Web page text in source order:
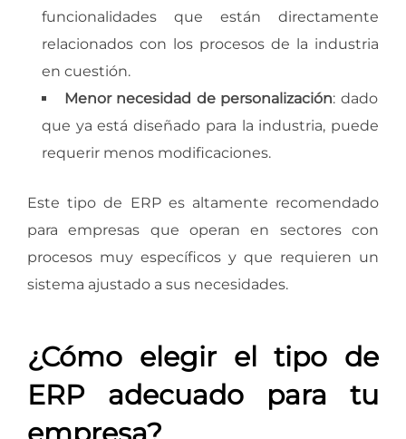
funcionalidades que están directamente
relacionados con los procesos de la industria
en cuestión.
Menor necesidad de personalización: dado
que ya está diseñado para la industria, puede
requerir menos modificaciones.
Este tipo de ERP es altamente recomendado
para empresas que operan en sectores con
procesos muy específicos y que requieren un
sistema ajustado a sus necesidades.
¿Cómo elegir el tipo de
ERP adecuado para tu